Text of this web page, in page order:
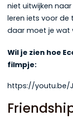
niet uitwijken
leren iets voor de
daar moet je wat
Wil je zien hoe
filmpje:
https://youtu.be/